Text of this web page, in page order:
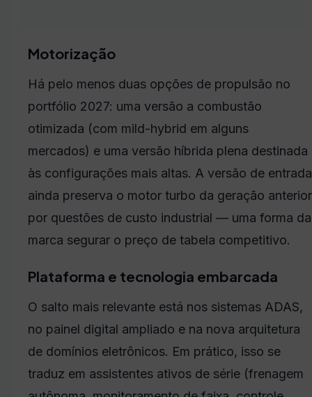
Motorização
Há pelo menos duas opções de propulsão no
portfólio 2027: uma versão a combustão
otimizada (com mild-hybrid em alguns
mercados) e uma versão híbrida plena destinada
às configurações mais altas. A versão de entrada
ainda preserva o motor turbo da geração anterior
por questões de custo industrial — uma forma da
marca segurar o preço de tabela competitivo.
Plataforma e tecnologia embarcada
O salto mais relevante está nos sistemas ADAS,
no painel digital ampliado e na nova arquitetura
de domínios eletrônicos. Em prático, isso se
traduz em assistentes ativos de série (frenagem